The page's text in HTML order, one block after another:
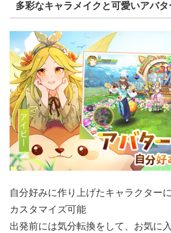
多彩なキャラメイクと可愛いアバタ
自分好みに作り上げたキャラクター
カスタマイズ可能
出発前には気分転換をして、お気に